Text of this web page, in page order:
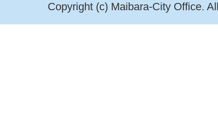
Copyright (c) Maibara-City Office.